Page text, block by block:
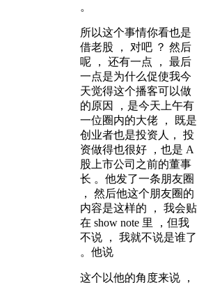
。
所以这个事情你看也是
借老股 ， 对吧 ？ 然后
呢 ， 还有一点 ， 最后
一点是为什么促使我今
天觉得这个播客可以做
的原因 ，是今天上午有
一位圈内的大佬 ， 既是
创业者也是投资人， 投
资做得也很好 ，也是 A
股上市公司之前的董事
长 。他发了一条朋友圈
， 然后他这个朋友圈的
内容是这样的 ， 我会贴
在 show note 里 ，但我
不说 ， 我就不说是谁了
。他说
这个以他的角度来说 ，